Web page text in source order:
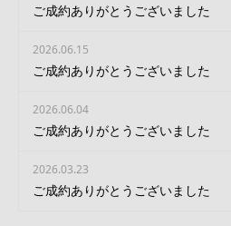
ご成約ありがとうございました
2026.06.15
ご成約ありがとうございました
2026.06.04
ご成約ありがとうございました
2026.03.23
ご成約ありがとうございました